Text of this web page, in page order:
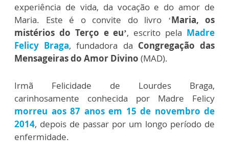
experiência de vida, da vocação e do amor de
Maria. Este é o convite do livro ‘Maria, os
mistérios do Terço e eu’, escrito pela Madre
Felicy Braga, fundadora da Congregação das
Mensageiras do Amor Divino (MAD).
Irmã Felicidade de Lourdes Braga,
carinhosamente conhecida por Madre Felicy
morreu aos 87 anos em 15 de novembro de
2014, depois de passar por um longo período de
enfermidade.